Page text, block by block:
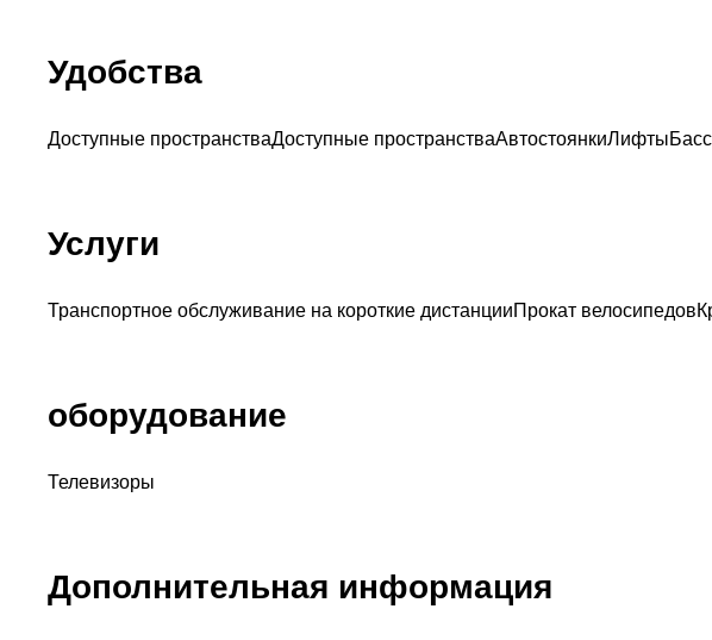
Удобства
Доступные пространстваДоступные пространстваАвтостоянкиЛифты
Услуги
Транспортное обслуживание на короткие дистанцииПрокат велосипедов
оборудование
Телевизоры
Дополнительная информация